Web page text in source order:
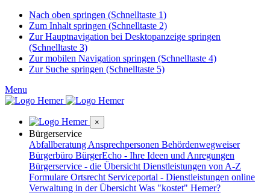
Nach oben springen (Schnelltaste 1)
Zum Inhalt springen (Schnelltaste 2)
Zur Hauptnavigation bei Desktopanzeige springen
(Schnelltaste 3)
Zur mobilen Navigation springen (Schnelltaste 4)
Zur Suche springen (Schnelltaste 5)
Menu
×
Bürgerservice
Abfallberatung Ansprechpersonen Behördenwegweiser
Bürgerbüro BürgerEcho - Ihre Ideen und Anregungen
Bürgerservice - die Übersicht Dienstleistungen von A-Z
Formulare Ortsrecht Serviceportal - Dienstleistungen online
Verwaltung in der Übersicht Was "kostet" Hemer?